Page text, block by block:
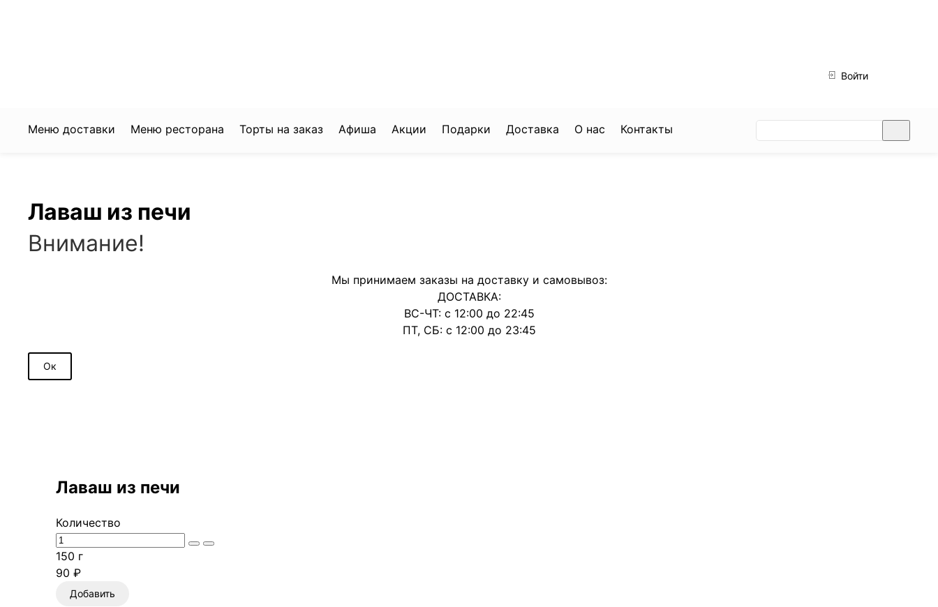
Войти
Меню доставки Меню ресторана Торты на заказ Афиша Акции Подарки Доставка О нас Контакты
Лаваш из печи
Внимание!
Мы принимаем заказы на доставку и самовывоз:
ДОСТАВКА:
ВС-ЧТ: с 12:00 до 22:45
ПТ, СБ: с 12:00 до 23:45
Ок
Лаваш из печи
Количество
150 г
90 ₽
Добавить